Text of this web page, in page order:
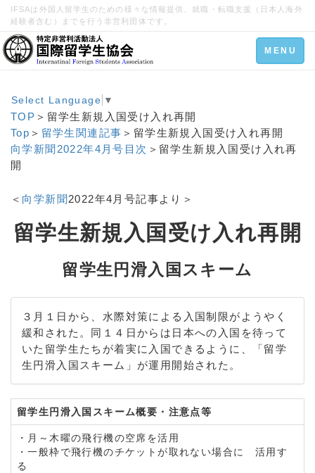
IFSAは外国人留学生のための様々な情報提供、就職・転職支援（日本人海外
経験者含む）までを行う非営利団体です。
Toggle
navigation
MENU
Select Language ▼
TOP ＞留学生新規入国受け入れ再開
Top ＞ 留学生関連記事 ＞留学生新規入国受け入れ再開
向学新聞2022年4月号目次 ＞留学生新規入国受け入れ再
開
＜ 向学新聞2022年4月号記事より＞
留学生新規入国受け入れ再開
留学生円滑入国スキーム
３月１日から、水際対策による入国制限がようやく
緩和された。同１４日からは日本への入国を待って
いた留学生たちが着実に入国できるように、「留学
生円滑入国スキーム」が運用開始された。
留学生円滑入国スキーム概要・注意点等
・月～木曜の飛行機の空席を活用
・一般枠で飛行機のチケットが取れない場合に 活用す
る